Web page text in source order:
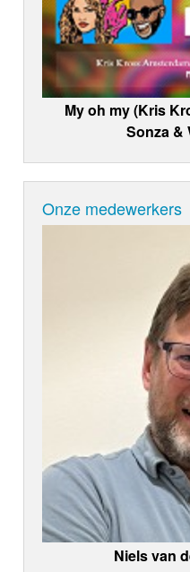
My oh my (Kris
Sonza &
Onze medewerkers
Niels van